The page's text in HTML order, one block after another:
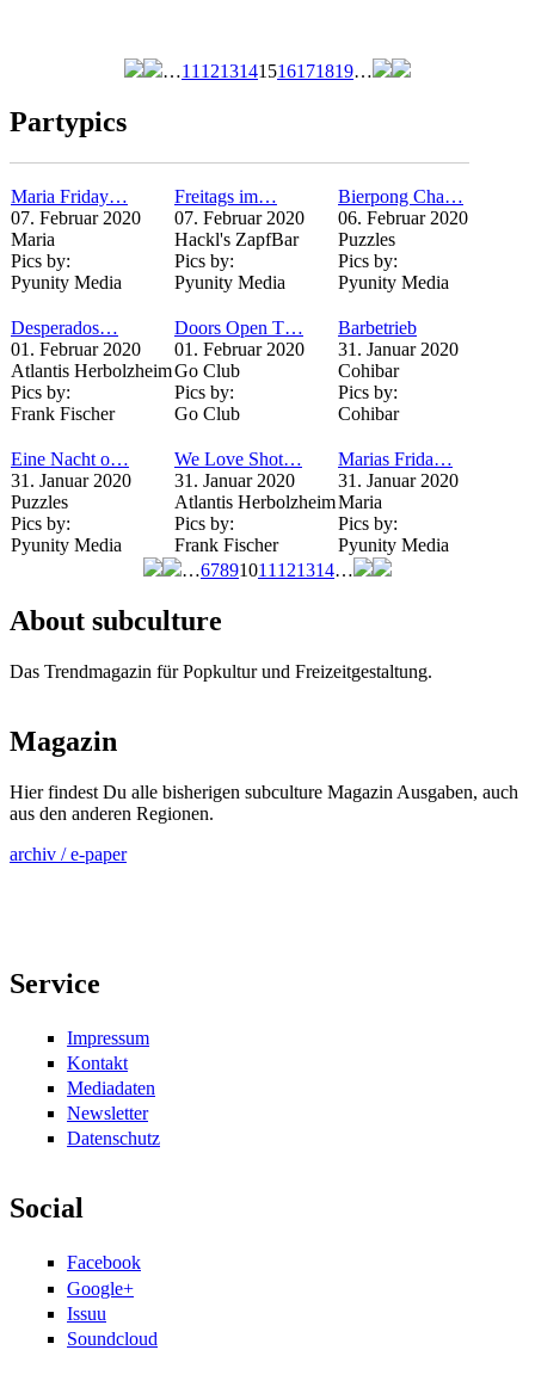
…11 1213141516171819…
Partypics
Maria Friday…
07. Februar 2020
Maria
Pics by:
Pyunity Media
Freitags im…
07. Februar 2020
Hackl's ZapfBar
Pics by:
Pyunity Media
Bierpong Cha…
06. Februar 2020
Puzzles
Pics by:
Pyunity Media
Desperados…
01. Februar 2020
Atlantis Herbolzheim
Pics by:
Frank Fischer
Doors Open T…
01. Februar 2020
Go Club
Pics by:
Go Club
Barbetrieb
31. Januar 2020
Cohibar
Pics by:
Cohibar
Eine Nacht o…
31. Januar 2020
Puzzles
Pics by:
Pyunity Media
We Love Shot…
31. Januar 2020
Atlantis Herbolzheim
Pics by:
Frank Fischer
Marias Frida…
31. Januar 2020
Maria
Pics by:
Pyunity Media
…67891011 121314…
About subculture
Das Trendmagazin für Popkultur und Freizeitgestaltung.
Magazin
Hier findest Du alle bisherigen subculture Magazin Ausgaben, auch
aus den anderen Regionen.
archiv / e-paper
Service
Impressum
Kontakt
Mediadaten
Newsletter
Datenschutz
Social
Facebook
Google+
Issuu
Soundcloud